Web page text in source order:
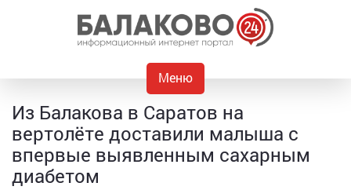
Меню
Из Балакова в Саратов на
вертолёте доставили малыша с
впервые выявленным сахарным
диабетом